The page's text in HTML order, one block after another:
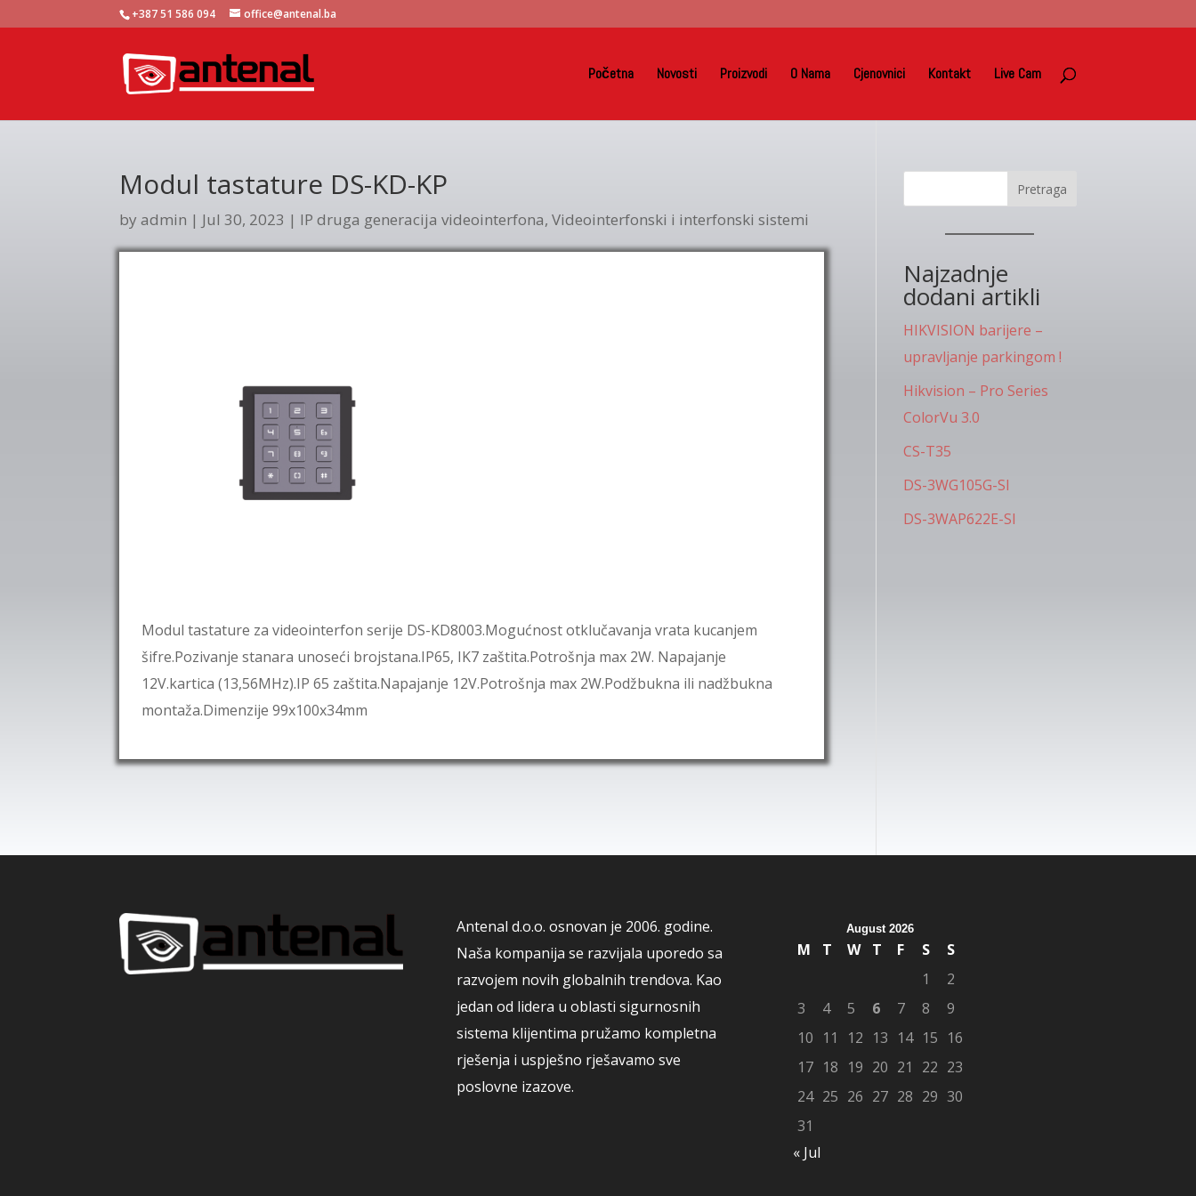
+387 51 586 094 office@antenal.ba
Početna Novosti Proizvodi O Nama Cjenovnici Kontakt Live Cam
Modul tastature DS-KD-KP
byadmin | Jul 30, 2023 | IP druga generacija videointerfona,Videointerfonski i interfonski sistemi
Modul tastature za videointerfon serije DS-KD8003.Mogućnost otklučavanja vrata kucanjem
šifre.Pozivanje stanara unoseći brojstana.IP65, IK7 zaštita.Potrošnja max 2W. Napajanje
12V.kartica (13,56MHz).IP 65 zaštita.Napajanje 12V.Potrošnja max 2W.Podžbukna ili nadžbukna
montaža.Dimenzije 99x100x34mm
Pretraga
Najzadnje
dodani artikli
HIKVISION barijere –
upravljanje parkingom !
Hikvision – Pro Series
ColorVu 3.0
CS-T35
DS-3WG105G-SI
DS-3WAP622E-SI
Antenal d.o.o. osnovan je 2006. godine.
Naša kompanija se razvijala uporedo sa
razvojem novih globalnih trendova. Kao
jedan od lidera u oblasti sigurnosnih
sistema klijentima pružamo kompletna
rješenja i uspješno rješavamo sve
poslovne izazove.
August 2026
M T W T F S
S
1
2
3
4 5 6 7 8
9
10 11 12 13 14 15 16
17 18 19 20 21 22 23
24 25 26 27 28 29 30
31
« Jul